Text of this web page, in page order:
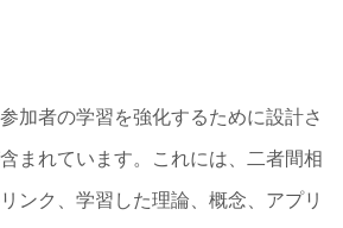
加者の学習を強化するために設計さ
まれています。これには、二者間相
ンク、学習した理論、概念、アプリ